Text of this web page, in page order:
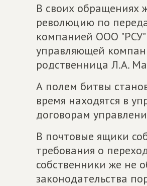
В своих обращениях
революцию по
компанией ООО "РСУ"
управляющей
родственница Л.А.
А полем битвы
время находятся в
договорам
В почтовые ящики
требования о
собственники же не
законодательства